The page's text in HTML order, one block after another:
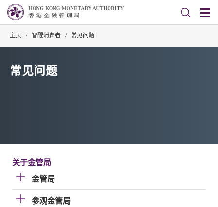
主页 / 智醒消费者 / 常见问题
常见问题
关于金管局
金管局
参观金管局